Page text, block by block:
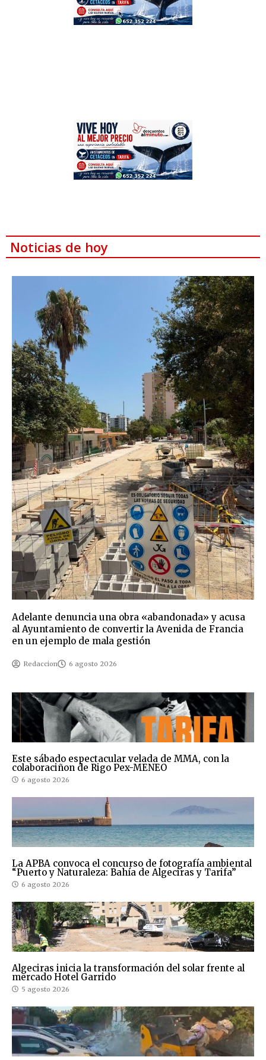
Noticias de hoy
Adelante denuncia una obra «abandonada» y acusa
al Ayuntamiento de convertir la Avenida de Francia
en un ejemplo de mala gestión
Redaccion 6 agosto 2026
Este sábado espectacular velada de MMA, con la
colaboraciñon de Rigo Pex-MENEO
6 agosto 2026
La APBA convoca el concurso de fotografía ambiental
“Puerto y Naturaleza: Bahía de Algeciras y Tarifa”
6 agosto 2026
Algeciras inicia la transformación del solar frente al
mercado Hotel Garrido
5 agosto 2026